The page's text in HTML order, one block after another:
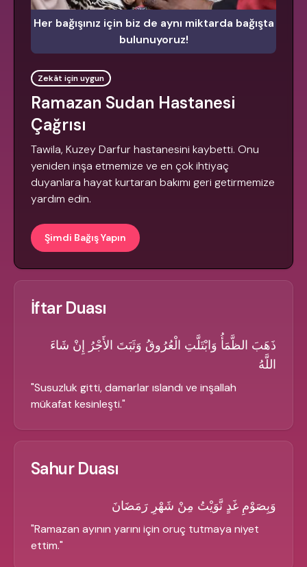
Her bağışınız için biz de aynı miktarda bağışta
bulunuyoruz!
Zekât için uygun
Ramazan Sudan Hastanesi
Çağrısı
Tawila, Kuzey Darfur hastanesini kaybetti. Onu
yeniden inşa etmemize ve en çok ihtiyaç
duyanlara hayat kurtaran bakımı geri getirmemize
yardım edin.
Şimdi Bağış Yapın
İftar Duası
ذَهَبَ الظَّمَأُ وَابْتَلَّتِ الْعُرُوقُ وَثَبَتَ الأَجْرُ إِنْ شَاءَ
اللَّهُ
"Susuzluk gitti, damarlar ıslandı ve inşallah
mükafat kesinleşti."
Sahur Duası
وَبِصَوْمِ غَدٍ نَّوَيْتُ مِنْ شَهْرِ رَمَضَانَ
"Ramazan ayının yarını için oruç tutmaya niyet
ettim."